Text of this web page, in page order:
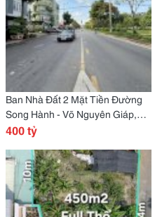
Ban Nhà Đất 2 Mặt Tiền Đường
Song Hành - Võ Nguyên Giáp,
Phường Phước Long A, Tp. Hcm
400 tỷ